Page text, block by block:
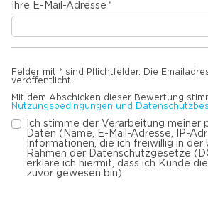
Ihre E-Mail-Adresse
Felder mit * sind Pflichtfelder. Die
veröffentlicht.
Mit dem Abschicken dieser Bewertung
Nutzungsbedingungen und
Ich stimme der Verarbeitung meiner
Daten (Name, E-Mail-Adresse, IP-
Informationen, die ich freiwillig in
Rahmen der Datenschutzgesetze
erkläre ich hiermit, dass ich Kunde
zuvor gewesen bin).